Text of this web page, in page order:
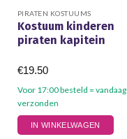
PIRATEN KOSTUUMS
Kostuum kinderen
piraten kapitein
Voor 17:00 besteld = vandaag
verzonden
€19.50
IN WINKELWAGEN
Dit
product